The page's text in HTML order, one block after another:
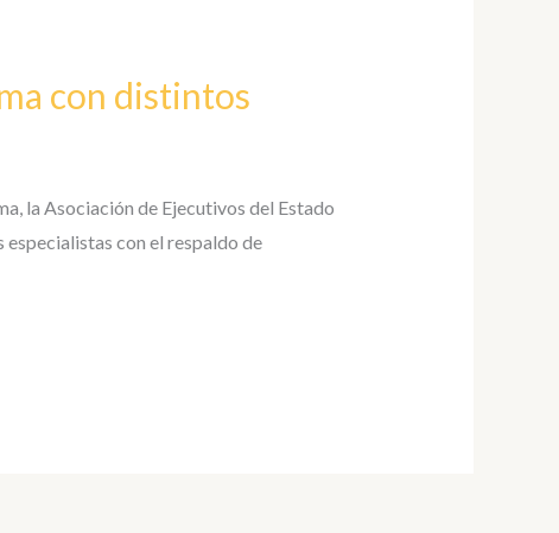
con distintos
la Asociación de Ejecutivos del Estado
con el respaldo de